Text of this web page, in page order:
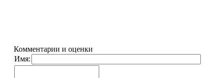
Комментарии и оценки
Имя: